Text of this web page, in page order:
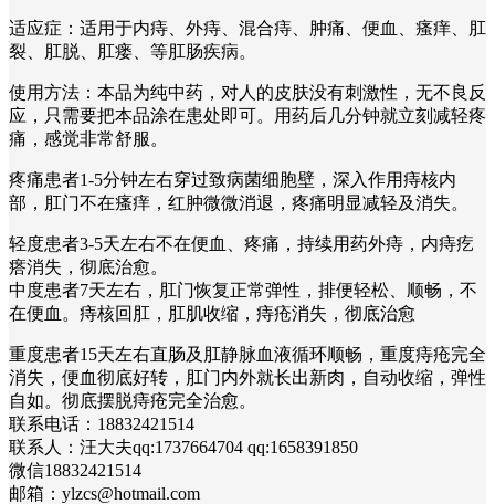
适应症：适用于内痔、外痔、混合痔、肿痛、便血、瘙痒、肛
裂、肛脱、肛瘘、等肛肠疾病。
使用方法：本品为纯中药，对人的皮肤没有刺激性，无不良反
应，只需要把本品涂在患处即可。用药后几分钟就立刻减轻疼
痛，感觉非常舒服。
疼痛患者1-5分钟左右穿过致病菌细胞壁，深入作用痔核内
部，肛门不在瘙痒，红肿微微消退，疼痛明显减轻及消失。
轻度患者3-5天左右不在便血、疼痛，持续用药外痔，内痔疙
瘩消失，彻底治愈。
中度患者7天左右，肛门恢复正常弹性，排便轻松、顺畅，不
在便血。痔核回肛，肛肌收缩，痔疮消失，彻底治愈
重度患者15天左右直肠及肛静脉血液循环顺畅，重度痔疮完全
消失，便血彻底好转，肛门内外就长出新肉，自动收缩，弹性
自如。彻底摆脱痔疮完全治愈。
联系电话：18832421514
联系人：汪大夫qq:1737664704 qq:1658391850
微信18832421514
邮箱：ylzcs@hotmail.com